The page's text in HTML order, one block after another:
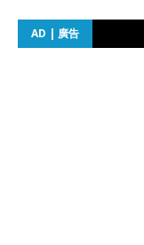
AD | 廣告